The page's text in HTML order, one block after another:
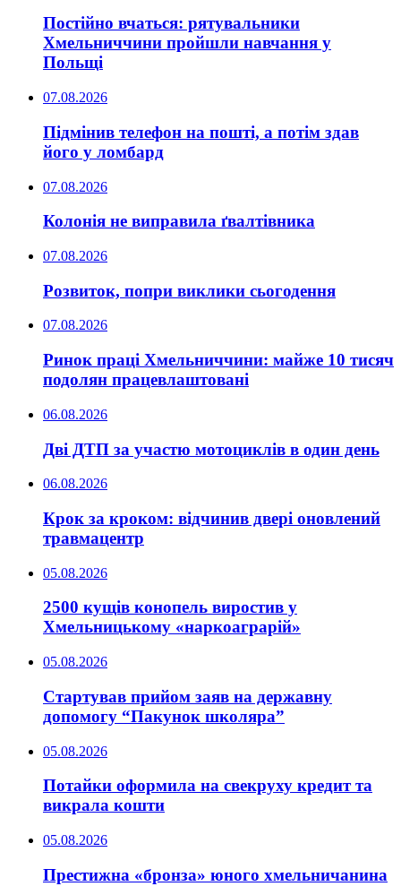
Постійно вчаться: рятувальники
Хмельниччини пройшли навчання у
Польщі
07.08.2026
Підмінив телефон на пошті, а потім здав
його у ломбард
07.08.2026
Колонія не виправила ґвалтівника
07.08.2026
Розвиток, попри виклики сьогодення
07.08.2026
Ринок праці Хмельниччини: майже 10 тисяч
подолян працевлаштовані
06.08.2026
Дві ДТП за участю мотоциклів в один день
06.08.2026
Крок за кроком: відчинив двері оновлений
травмацентр
05.08.2026
2500 кущів конопель виростив у
Хмельницькому «наркоаграрій»
05.08.2026
Стартував прийом заяв на державну
допомогу “Пакунок школяра”
05.08.2026
Потайки оформила на свекруху кредит та
викрала кошти
05.08.2026
Престижна «бронза» юного хмельничанина